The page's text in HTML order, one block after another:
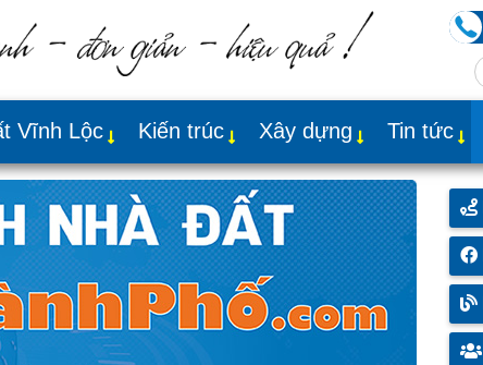
Vĩnh Lộc Kiến trúc Xây dựng Tin tức